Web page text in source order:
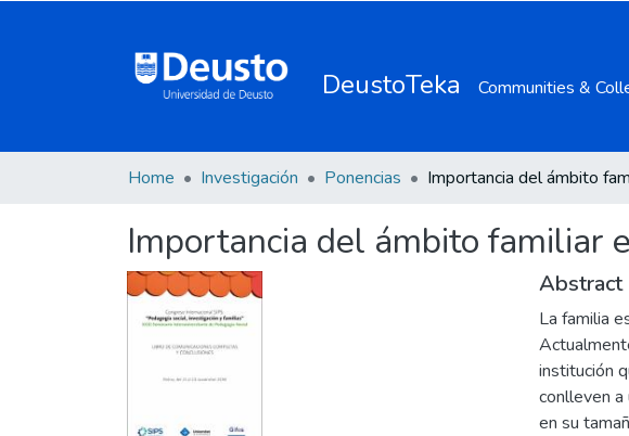
DeustoTeka Communities &
Home Investigación Ponencias
Importancia del ámbito familiar
Abstract
La familia
institución
conlleven a
en su